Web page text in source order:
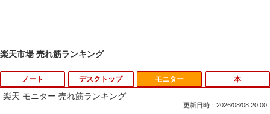
楽天市場 売れ筋ランキング
ノート デスクトップ モニター
楽天 モニター 売れ筋ランキング
更新日時：2026/08/08 20:00
本